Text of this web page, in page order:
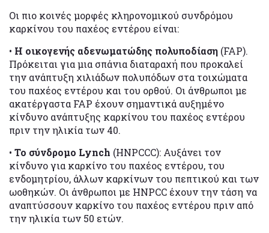
Οι πιο κοινές μορφές κληρονομικού συνδρόμου
καρκίνου του παχέος εντέρου είναι:
• Η οικογενής αδενωματώδης πολυποδίαση (FAP).
Πρόκειται για μια σπάνια διαταραχή που προκαλεί
την ανάπτυξη χιλιάδων πολυπόδων στα τοιχώματα
του παχέος εντέρου και του ορθού. Οι άνθρωποι με
ακατέργαστα FAP έχουν σημαντικά αυξημένο
κίνδυνο ανάπτυξης καρκίνου του παχέος εντέρου
πριν την ηλικία των 40.
• Το σύνδρομο Lynch (HNPCCC): Αυξάνει τον
κίνδυνο για καρκίνο του παχέος εντέρου, του
ενδομητρίου, άλλων καρκίνων του πεπτικού και των
ωοθηκών. Οι άνθρωποι με HNPCC έχουν την τάση να
αναπτύσσουν καρκίνο του παχέος εντέρου πριν από
την ηλικία των 50 ετών.